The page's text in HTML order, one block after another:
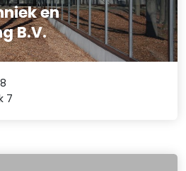
en
B.V.
7